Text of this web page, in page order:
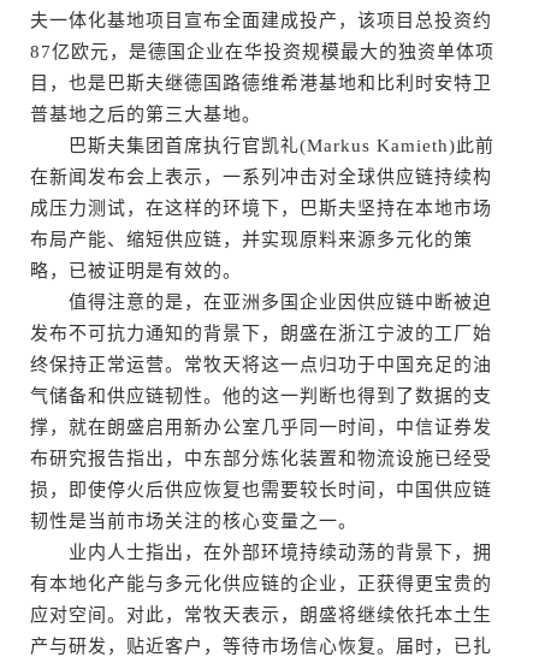
夫一体化基地项目宣布全面建成投产，该项目总投资约
87亿欧元，是德国企业在华投资规模最大的独资单体项
目，也是巴斯夫继德国路德维希港基地和比利时安特卫
普基地之后的第三大基地。
巴斯夫集团首席执行官凯礼(Markus Kamieth)此前
在新闻发布会上表示，一系列冲击对全球供应链持续构
成压力测试，在这样的环境下，巴斯夫坚持在本地市场
布局产能、缩短供应链，并实现原料来源多元化的策
略，已被证明是有效的。
值得注意的是，在亚洲多国企业因供应链中断被迫
发布不可抗力通知的背景下，朗盛在浙江宁波的工厂始
终保持正常运营。常牧天将这一点归功于中国充足的油
气储备和供应链韧性。他的这一判断也得到了数据的支
撑，就在朗盛启用新办公室几乎同一时间，中信证券发
布研究报告指出，中东部分炼化装置和物流设施已经受
损，即使停火后供应恢复也需要较长时间，中国供应链
韧性是当前市场关注的核心变量之一。
业内人士指出，在外部环境持续动荡的背景下，拥
有本地化产能与多元化供应链的企业，正获得更宝贵的
应对空间。对此，常牧天表示，朗盛将继续依托本土生
产与研发，贴近客户，等待市场信心恢复。届时，已扎